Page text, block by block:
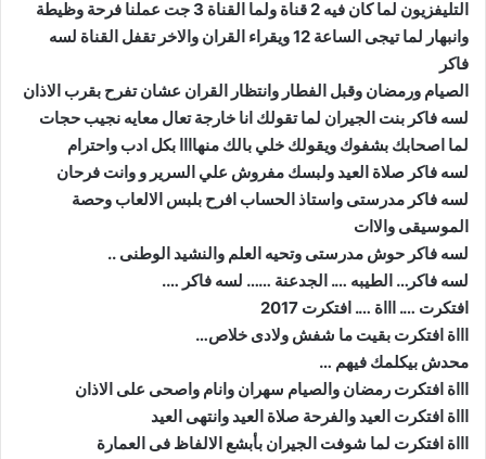
التليفزيون لما كان فيه 2 قناة ولما القناة 3 جت عملنا فرحة وظيطة
وانبهار لما تيجى الساعة 12 ويقراء القران والاخر تقفل القناة لسه
فاكر
الصيام ورمضان وقبل الفطار وانتظار القران عشان تفرح بقرب الاذان
لسه فاكر بنت الجيران لما تقولك انا خارجة تعال معايه نجيب حجات
لما اصحابك بشفوك ويقولك خلي بالك منهاااا بكل ادب واحترام
لسه فاكر صلاة العيد ولبسك مفروش علي السرير و وانت فرحان
لسه فاكر مدرستى واستاذ الحساب افرح بلبس الالعاب وحصة
الموسيقى والاات
لسه فاكر حوش مدرستى وتحيه العلم والنشيد الوطنى ..
لسه فاكر… الطيبه …. الجدعنة …… لسه فاكر ….
افتكرت …. اااة …. افتكرت 2017
اااة افتكرت بقيت ما شفش ولادى خلاص…
محدش بيكلمك فيهم …
اااة افتكرت رمضان والصيام سهران وانام واصحى على الاذان
اااة افتكرت العيد والفرحة صلاة العيد وانتهى العيد
اااة افتكرت لما شوفت الجيران بأبشع الالفاظ فى العمارة